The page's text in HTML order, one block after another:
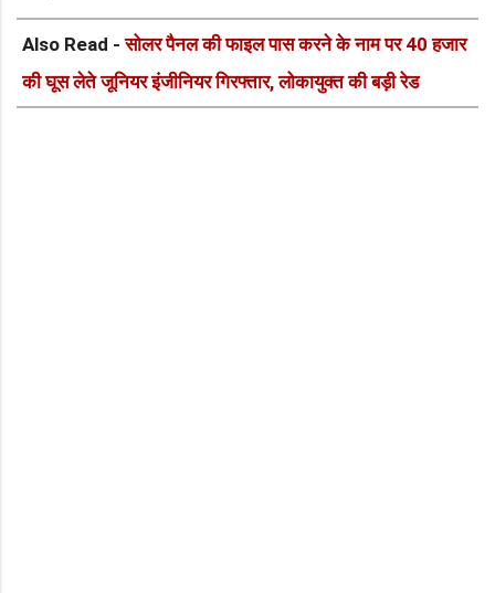
Also Read -सोलर पैनल की फाइल पास करने के नाम पर 40 हजार
की घूस लेते जूनियर इंजीनियर गिरफ्तार, लोकायुक्त की बड़ी रेड